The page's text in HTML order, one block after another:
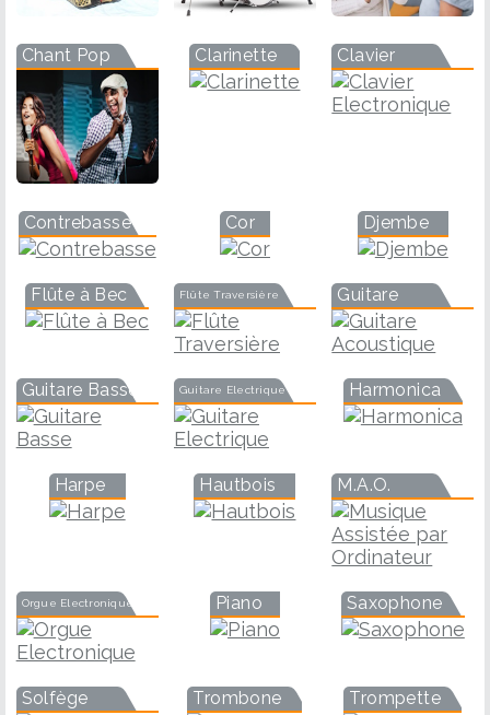
Chant Pop Clarinette Clavier
Contrebasse Cor Djembe
Flûte à Bec Flûte Traversière Guitare
Guitare Basse Guitare Electrique Harmonica
Harpe Hautbois M.A.O.
Orgue Electronique Piano Saxophone
Solfège Trombone Trompette